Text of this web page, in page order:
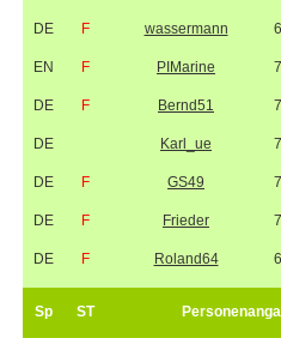
DE F wassermann
EN F PIMarine
DE F Bernd51
DE Karl_ue
DE F GS49
DE F Frieder
DE F Roland64
Sp ST